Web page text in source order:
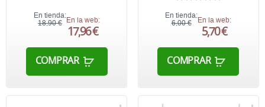
En tienda:
18,90 € En la web:
17,96 €
COMPRAR
En tienda:
6,00 €
En la web:
5,70 €
COMPRAR